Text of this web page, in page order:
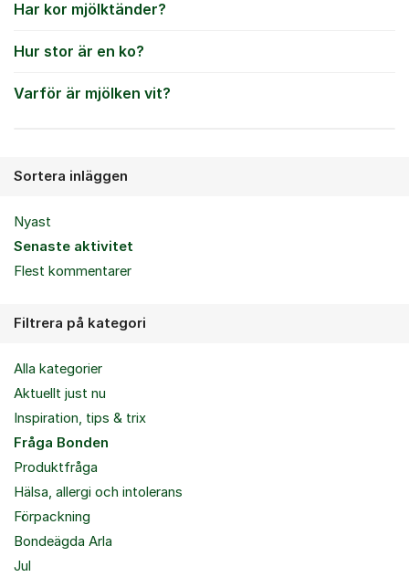
Har kor mjölktänder?
Hur stor är en ko?
Varför är mjölken vit?
Sortera inläggen
Nyast
Senaste aktivitet
Flest kommentarer
Filtrera på kategori
Alla kategorier
Aktuellt just nu
Inspiration, tips & trix
Fråga Bonden
Produktfråga
Hälsa, allergi och intolerans
Förpackning
Bondeägda Arla
Jul